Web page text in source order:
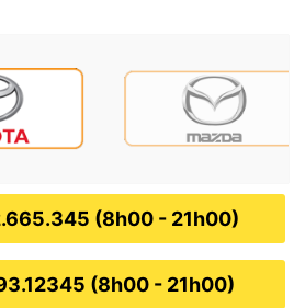
tháng
S2 bản quyền
HÌNH DVD ANDROID
(8h00 - 21h00)
(8h00 - 21h00)